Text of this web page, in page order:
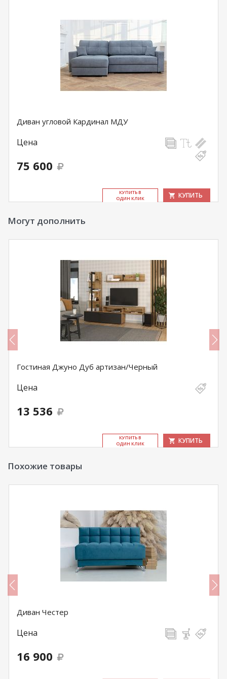
Диван угловой Кардинал МДУ
Цена
75 600
КУ­ПИТЬ В
ОДИН КЛИК
КУПИТЬ
Могут дополнить
Гостиная Джуно Дуб артизан/Черный
Цена
13 536
КУ­ПИТЬ В
ОДИН КЛИК
КУПИТЬ
Похожие товары
Диван Честер
Цена
16 900